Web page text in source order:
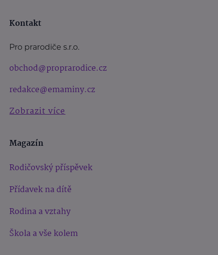
Kontakt
Pro prarodiče s.r.o.
obchod@proprarodice.cz
redakce@emaminy.cz
Zobrazit více
Magazín
Rodičovský příspěvek
Přídavek na dítě
Rodina a vztahy
Škola a vše kolem